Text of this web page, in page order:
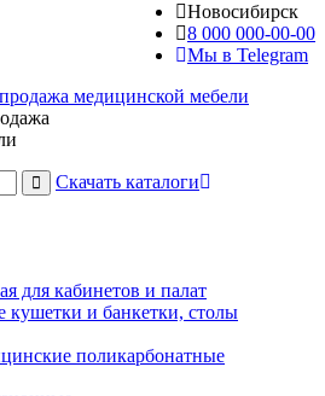
Новосибирск
8 000 000-00-00
Мы в Telegram
Скачать каталоги
для кабинетов и палат
кушетки и банкетки, столы
поликарбонатные